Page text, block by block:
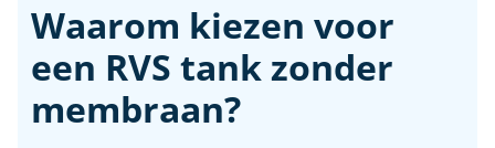
Waarom kiezen voor
een RVS tank zonder
membraan?